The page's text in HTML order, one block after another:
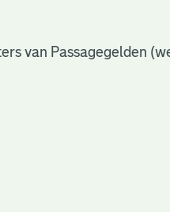
van Passagegelden